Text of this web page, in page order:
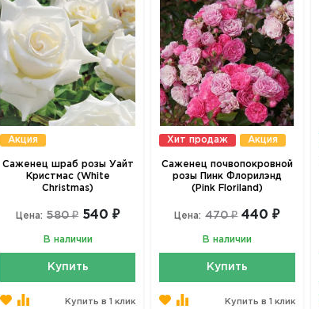
Акция
Саженец шраб розы Уайт
Кристмас (White
Christmas)
Цена: 580 ₽ 540 ₽
В наличии
Купить
Купить в 1 клик
Хит продаж Акция
Саженец почвопокровной
розы Пинк Флорилэнд
(Pink Floriland)
Цена: 470 ₽ 440 ₽
В наличии
Купить
Купить в 1 клик